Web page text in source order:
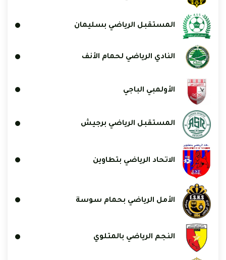
المستقبل الرياضي بسليمان
النادي الرياضي لحمام الأنف
الأولمبي الباجي
المستقبل الرياضي برجيش
الاتحاد الرياضي بتطاوين
الأمل الرياضي بحمام سوسة
النجم الرياضي بالمتلوي